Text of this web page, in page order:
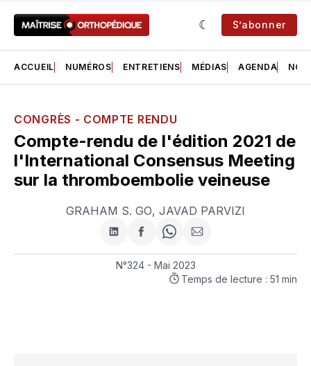
S’abonner
ACCUEIL NUMÉROS ENTRETIENS MÉDIAS AGENDA NOS
CONGRÈS - COMPTE RENDU
Compte-rendu de l'édition 2021 de
l'International Consensus Meeting
sur la thromboembolie veineuse
GRAHAM S. GO, JAVAD PARVIZI
Partager
sur
LinkedIn
Partager
sur
Facebook
Share
on
WhatsApp
Partager
par
N°324 - Mai 2023
Temps de lecture : 51 min